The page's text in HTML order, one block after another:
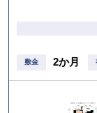
敷金 2か月